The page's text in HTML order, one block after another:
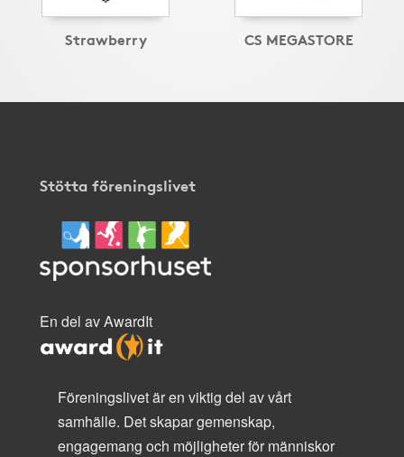
Strawberry CS MEGASTORE
Stötta föreningslivet
En del av AwardIt
Föreningslivet är en viktig del av vårt
samhälle. Det skapar gemenskap,
engagemang och möjligheter för människor